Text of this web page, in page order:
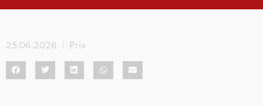
25.06.2026 Prix